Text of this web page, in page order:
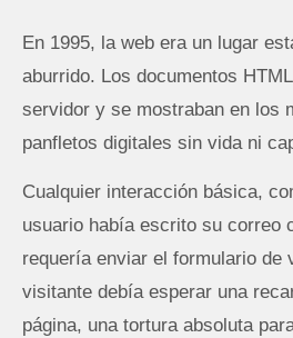
En 1995, la web era un lugar
aburrido. Los documentos
servidor y se mostraban en los
panfletos digitales sin vida ni
Cualquier interacción básica,
usuario había escrito su correo
requería enviar el formulario de
visitante debía esperar una
página, una tortura absoluta